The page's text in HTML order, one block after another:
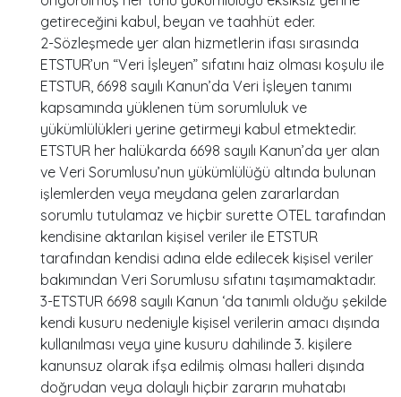
getireceğini kabul, beyan ve taahhüt eder.
2-Sözleşmede yer alan hizmetlerin ifası sırasında
ETSTUR’un “Veri İşleyen” sıfatını haiz olması koşulu ile
ETSTUR, 6698 sayılı Kanun’da Veri İşleyen tanımı
kapsamında yüklenen tüm sorumluluk ve
yükümlülükleri yerine getirmeyi kabul etmektedir.
ETSTUR her halükarda 6698 sayılı Kanun’da yer alan
ve Veri Sorumlusu’nun yükümlülüğü altında bulunan
işlemlerden veya meydana gelen zararlardan
sorumlu tutulamaz ve hiçbir surette OTEL tarafından
kendisine aktarılan kişisel veriler ile ETSTUR
tarafından kendisi adına elde edilecek kişisel veriler
bakımından Veri Sorumlusu sıfatını taşımamaktadır.
3-ETSTUR 6698 sayılı Kanun ‘da tanımlı olduğu şekilde
kendi kusuru nedeniyle kişisel verilerin amacı dışında
kullanılması veya yine kusuru dahilinde 3. kişilere
kanunsuz olarak ifşa edilmiş olması halleri dışında
doğrudan veya dolaylı hiçbir zararın muhatabı